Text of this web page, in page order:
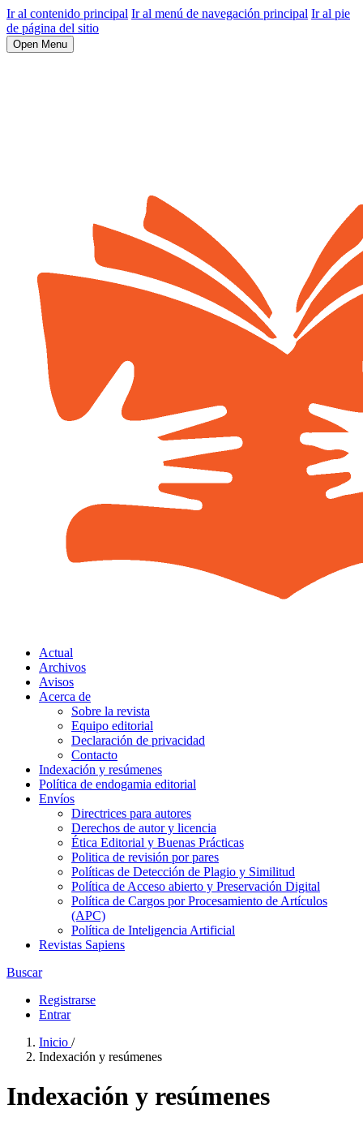
Ir al contenido principal Ir al menú de navegación principal Ir al pie
de página del sitio
Open Menu
Actual
Archivos
Avisos
Acerca de
Sobre la revista
Equipo editorial
Declaración de privacidad
Contacto
Indexación y resúmenes
Política de endogamia editorial
Envíos
Directrices para autores
Derechos de autor y licencia
Ética Editorial y Buenas Prácticas
Politica de revisión por pares
Políticas de Detección de Plagio y Similitud
Política de Acceso abierto y Preservación Digital
Política de Cargos por Procesamiento de Artículos
(APC)
Política de Inteligencia Artificial
Revistas Sapiens
Buscar
Registrarse
Entrar
Inicio /
Indexación y resúmenes
Indexación y resúmenes